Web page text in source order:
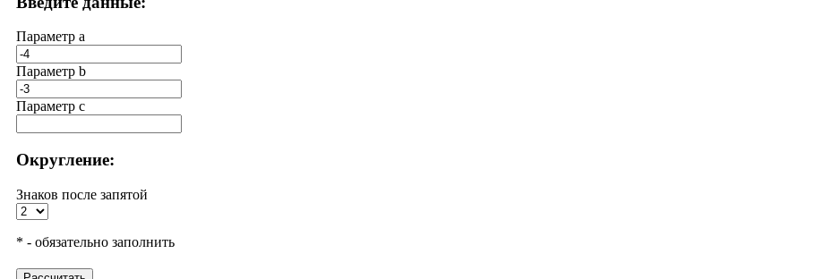
Параметр a
Параметр b
Параметр с
Округление:
Знаков после запятой
* - обязательно заполнить